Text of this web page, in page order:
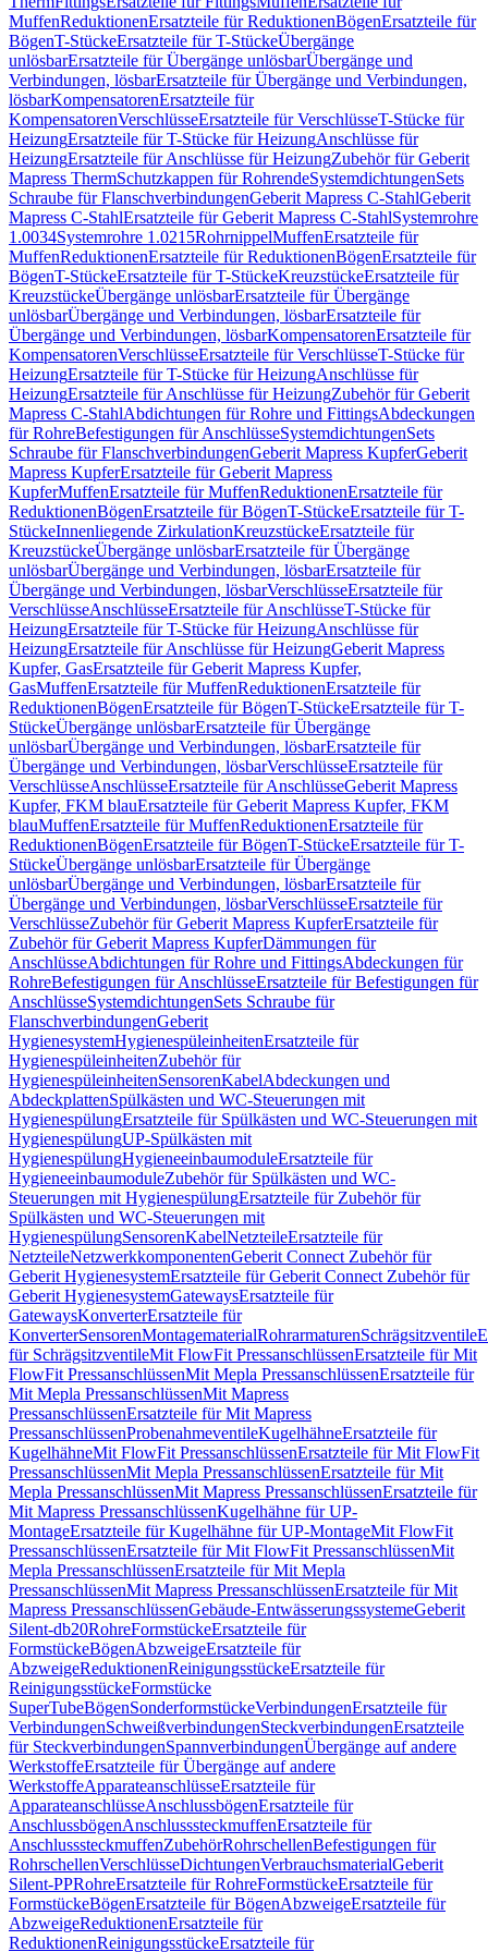
MuffenReduktionenErsatzteile für ReduktionenBögenErsatzteile für
BögenT-StückeErsatzteile für T-StückeÜbergänge
unlösbarErsatzteile für Übergänge unlösbarÜbergänge und
Verbindungen, lösbarErsatzteile für Übergänge und Verbindungen,
lösbarKompensatorenErsatzteile für
KompensatorenVerschlüsseErsatzteile für VerschlüsseT-Stücke für
HeizungErsatzteile für T-Stücke für HeizungAnschlüsse für
HeizungErsatzteile für Anschlüsse für HeizungZubehör für Geberit
Mapress ThermSchutzkappen für RohrendeSystemdichtungenSets
Schraube für FlanschverbindungenGeberit Mapress C-StahlGeberit
Mapress C-StahlErsatzteile für Geberit Mapress C-StahlSystemrohre
1.0034Systemrohre 1.0215RohrnippelMuffenErsatzteile für
MuffenReduktionenErsatzteile für ReduktionenBögenErsatzteile für
BögenT-StückeErsatzteile für T-StückeKreuzstückeErsatzteile für
KreuzstückeÜbergänge unlösbarErsatzteile für Übergänge
unlösbarÜbergänge und Verbindungen, lösbarErsatzteile für
Übergänge und Verbindungen, lösbarKompensatorenErsatzteile für
KompensatorenVerschlüsseErsatzteile für VerschlüsseT-Stücke für
HeizungErsatzteile für T-Stücke für HeizungAnschlüsse für
HeizungErsatzteile für Anschlüsse für HeizungZubehör für Geberit
Mapress C-StahlAbdichtungen für Rohre und FittingsAbdeckungen
für RohreBefestigungen für AnschlüsseSystemdichtungenSets
Schraube für FlanschverbindungenGeberit Mapress KupferGeberit
Mapress KupferErsatzteile für Geberit Mapress
KupferMuffenErsatzteile für MuffenReduktionenErsatzteile für
ReduktionenBögenErsatzteile für BögenT-StückeErsatzteile für T-
StückeInnenliegende ZirkulationKreuzstückeErsatzteile für
KreuzstückeÜbergänge unlösbarErsatzteile für Übergänge
unlösbarÜbergänge und Verbindungen, lösbarErsatzteile für
Übergänge und Verbindungen, lösbarVerschlüsseErsatzteile für
VerschlüsseAnschlüsseErsatzteile für AnschlüsseT-Stücke für
HeizungErsatzteile für T-Stücke für HeizungAnschlüsse für
HeizungErsatzteile für Anschlüsse für HeizungGeberit Mapress
Kupfer, GasErsatzteile für Geberit Mapress Kupfer,
GasMuffenErsatzteile für MuffenReduktionenErsatzteile für
ReduktionenBögenErsatzteile für BögenT-StückeErsatzteile für T-
StückeÜbergänge unlösbarErsatzteile für Übergänge
unlösbarÜbergänge und Verbindungen, lösbarErsatzteile für
Übergänge und Verbindungen, lösbarVerschlüsseErsatzteile für
VerschlüsseAnschlüsseErsatzteile für AnschlüsseGeberit Mapress
Kupfer, FKM blauErsatzteile für Geberit Mapress Kupfer, FKM
blauMuffenErsatzteile für MuffenReduktionenErsatzteile für
ReduktionenBögenErsatzteile für BögenT-StückeErsatzteile für T-
StückeÜbergänge unlösbarErsatzteile für Übergänge
unlösbarÜbergänge und Verbindungen, lösbarErsatzteile für
Übergänge und Verbindungen, lösbarVerschlüsseErsatzteile für
VerschlüsseZubehör für Geberit Mapress KupferErsatzteile für
Zubehör für Geberit Mapress KupferDämmungen für
AnschlüsseAbdichtungen für Rohre und FittingsAbdeckungen für
RohreBefestigungen für AnschlüsseErsatzteile für Befestigungen für
AnschlüsseSystemdichtungenSets Schraube für
FlanschverbindungenGeberit
HygienesystemHygienespüleinheitenErsatzteile für
HygienespüleinheitenZubehör für
HygienespüleinheitenSensorenKabelAbdeckungen und
AbdeckplattenSpülkästen und WC-Steuerungen mit
HygienespülungErsatzteile für Spülkästen und WC-Steuerungen mit
HygienespülungUP-Spülkästen mit
HygienespülungHygieneeinbaumoduleErsatzteile für
HygieneeinbaumoduleZubehör für Spülkästen und WC-
Steuerungen mit HygienespülungErsatzteile für Zubehör für
Spülkästen und WC-Steuerungen mit
HygienespülungSensorenKabelNetzteileErsatzteile für
NetzteileNetzwerkkomponentenGeberit Connect Zubehör für
Geberit HygienesystemErsatzteile für Geberit Connect Zubehör für
Geberit HygienesystemGatewaysErsatzteile für
GatewaysKonverterErsatzteile für
KonverterSensorenMontagematerialRohrarmaturenSchrägsitzventile
für SchrägsitzventileMit FlowFit PressanschlüssenErsatzteile für Mit
FlowFit PressanschlüssenMit Mepla PressanschlüssenErsatzteile für
Mit Mepla PressanschlüssenMit Mapress
PressanschlüssenErsatzteile für Mit Mapress
PressanschlüssenProbenahmeventileKugelhähneErsatzteile für
KugelhähneMit FlowFit PressanschlüssenErsatzteile für Mit FlowFit
PressanschlüssenMit Mepla PressanschlüssenErsatzteile für Mit
Mepla PressanschlüssenMit Mapress PressanschlüssenErsatzteile für
Mit Mapress PressanschlüssenKugelhähne für UP-
MontageErsatzteile für Kugelhähne für UP-MontageMit FlowFit
PressanschlüssenErsatzteile für Mit FlowFit PressanschlüssenMit
Mepla PressanschlüssenErsatzteile für Mit Mepla
PressanschlüssenMit Mapress PressanschlüssenErsatzteile für Mit
Mapress PressanschlüssenGebäude-EntwässerungssystemeGeberit
Silent-db20RohreFormstückeErsatzteile für
FormstückeBögenAbzweigeErsatzteile für
AbzweigeReduktionenReinigungsstückeErsatzteile für
ReinigungsstückeFormstücke
SuperTubeBögenSonderformstückeVerbindungenErsatzteile für
VerbindungenSchweißverbindungenSteckverbindungenErsatzteile
für SteckverbindungenSpannverbindungenÜbergänge auf andere
WerkstoffeErsatzteile für Übergänge auf andere
WerkstoffeApparateanschlüsseErsatzteile für
ApparateanschlüsseAnschlussbögenErsatzteile für
AnschlussbögenAnschlusssteckmuffenErsatzteile für
AnschlusssteckmuffenZubehörRohrschellenBefestigungen für
RohrschellenVerschlüsseDichtungenVerbrauchsmaterialGeberit
Silent-PPRohreErsatzteile für RohreFormstückeErsatzteile für
FormstückeBögenErsatzteile für BögenAbzweigeErsatzteile für
AbzweigeReduktionenErsatzteile für
ReduktionenReinigungsstückeErsatzteile für